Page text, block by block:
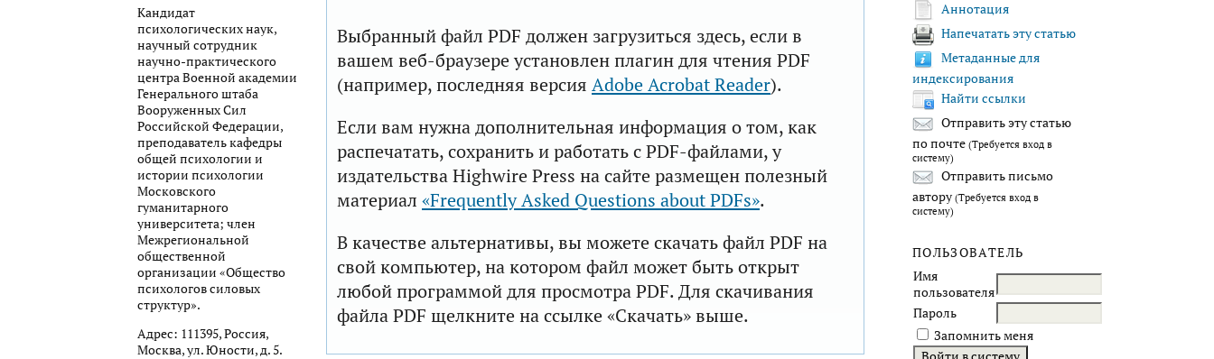
Кандидат
психологических наук,
научный сотрудник
научно-практического
центра Военной академии
Генерального штаба
Вооруженных Сил
Российской Федерации,
преподаватель кафедры
общей психологии и
истории психологии
Московского
гуманитарного
университета; член
Межрегиональной
общественной
организации «Общество
психологов силовых
структур».
Адрес: 111395, Россия,
Москва, ул. Юности, д. 5.
Аннотация
Напечатать эту статью
Метаданные для
индексирования
Найти ссылки
Отправить эту статью
по почте (Требуется вход в
систему)
Отправить письмо
автору (Требуется вход в
систему)
ПОЛЬЗОВАТЕЛЬ
Имя
пользователя
Пароль
Запомнить меня
Выбранный файл PDF должен загрузиться здесь, если в
вашем веб-браузере установлен плагин для чтения PDF
(например, последняя версия Adobe Acrobat Reader).
Если вам нужна дополнительная информация о том, как
распечатать, сохранить и работать с PDF-файлами, у
издательства Highwire Press на сайте размещен полезный
материал «Frequently Asked Questions about PDFs».
В качестве альтернативы, вы можете скачать файл PDF на
свой компьютер, на котором файл может быть открыт
любой программой для просмотра PDF. Для скачивания
файла PDF щелкните на ссылке «Скачать» выше.